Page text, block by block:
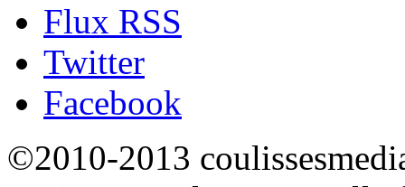
Flux RSS
Twitter
Facebook
©2010-2013